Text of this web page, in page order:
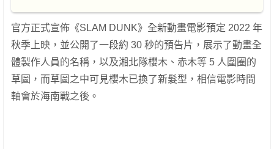
官方正式宣佈《SLAM DUNK》全新動畫電影預定 2022 年
秋季上映，並公開了一段約 30 秒的預告片，展示了動畫全
體製作人員的名稱，以及湘北隊櫻木、赤木等 5 人圍圈的
草圖，而草圖之中可見櫻木已換了新髮型，相信電影時間
軸會於海南戰之後。